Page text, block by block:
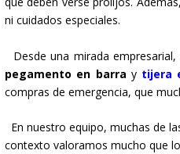
ni cuidados especiales.
Desde una mirada
pegamento en barra y tijera
compras de emergencia, que
En nuestro equipo, muchas de
contexto valoramos mucho que